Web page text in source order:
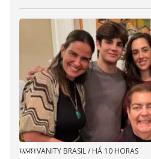
VANITY BRASIL/ HÁ 10 HORAS